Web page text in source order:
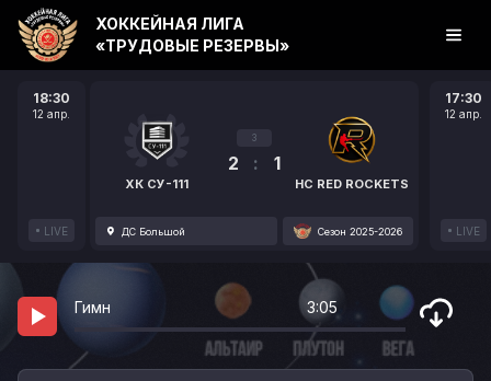
18:30
12 апр.
LIVE
ХК СУ-111
3
2 : 1
HC RED ROCKETS
ДС Большой Сезон 2025-2026
17:30
12 апр.
LIVE
ХОККЕЙНАЯ ЛИГА
«ТРУДОВЫЕ РЕЗЕРВЫ»
Гимн 3:05